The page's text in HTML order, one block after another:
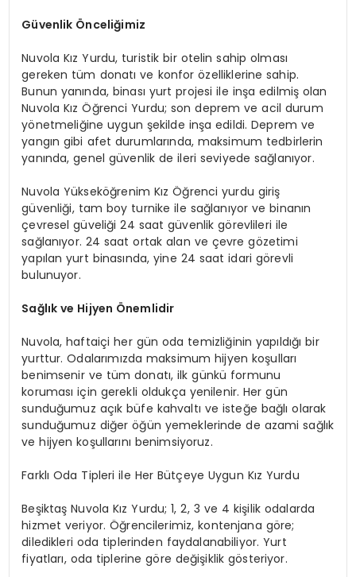
Güvenlik Önceliğimiz
Nuvola Kız Yurdu, turistik bir otelin sahip olması
gereken tüm donatı ve konfor özelliklerine sahip.
Bunun yanında, binası yurt projesi ile inşa edilmiş olan
Nuvola Kız Öğrenci Yurdu; son deprem ve acil durum
yönetmeliğine uygun şekilde inşa edildi. Deprem ve
yangın gibi afet durumlarında, maksimum tedbirlerin
yanında, genel güvenlik de ileri seviyede sağlanıyor.
Nuvola Yükseköğrenim Kız Öğrenci yurdu giriş
güvenliği, tam boy turnike ile sağlanıyor ve binanın
çevresel güveliği 24 saat güvenlik görevlileri ile
sağlanıyor. 24 saat ortak alan ve çevre gözetimi
yapılan yurt binasında, yine 24 saat idari görevli
bulunuyor.
Sağlık ve Hijyen Önemlidir
Nuvola, haftaiçi her gün oda temizliğinin yapıldığı bir
yurttur. Odalarımızda maksimum hijyen koşulları
benimsenir ve tüm donatı, ilk günkü formunu
koruması için gerekli oldukça yenilenir. Her gün
sunduğumuz açık büfe kahvaltı ve isteğe bağlı olarak
sunduğumuz diğer öğün yemeklerinde de azami sağlık
ve hijyen koşullarını benimsiyoruz.
Farklı Oda Tipleri ile Her Bütçeye Uygun Kız Yurdu
Beşiktaş Nuvola Kız Yurdu; 1, 2, 3 ve 4 kişilik odalarda
hizmet veriyor. Öğrencilerimiz, kontenjana göre;
diledikleri oda tiplerinden faydalanabiliyor. Yurt
fiyatları, oda tiplerine göre değişiklik gösteriyor.